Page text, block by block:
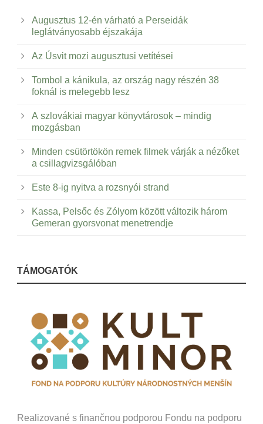
Augusztus 12-én várható a Perseidák
leglátványosabb éjszakája
Az Úsvit mozi augusztusi vetítései
Tombol a kánikula, az ország nagy részén 38
foknál is melegebb lesz
A szlovákiai magyar könyvtárosok – mindig
mozgásban
Minden csütörtökön remek filmek várják a nézőket
a csillagvizsgálóban
Este 8-ig nyitva a rozsnyói strand
Kassa, Pelsőc és Zólyom között változik három
Gemeran gyorsvonat menetrendje
TÁMOGATÓK
Realizované s finančnou podporou Fondu na podporu